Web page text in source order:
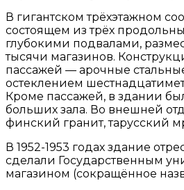
В гигантском трёхэтажном
состоящем из трёх
глубокими подвалами,
тысячи магазинов.
пассажей — арочные
остеклением
Кроме пассажей, в здании
больших зала. Во внешней
финский гранит, тарусский
В 1952-1953 годах здание
сделали Государственным
магазином (сокращённое